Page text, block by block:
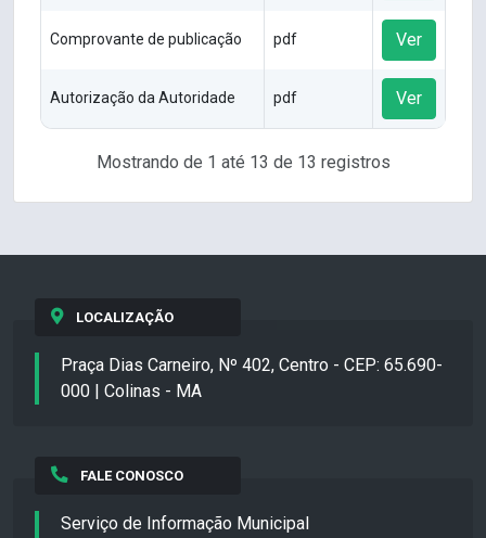
Comprovante de publicação pdf Ver
Autorização da Autoridade pdf Ver
Mostrando de 1 até 13 de 13 registros
LOCALIZAÇÃO
Praça Dias Carneiro, Nº 402, Centro - CEP: 65.690-
000 | Colinas - MA
FALE CONOSCO
Serviço de Informação Municipal